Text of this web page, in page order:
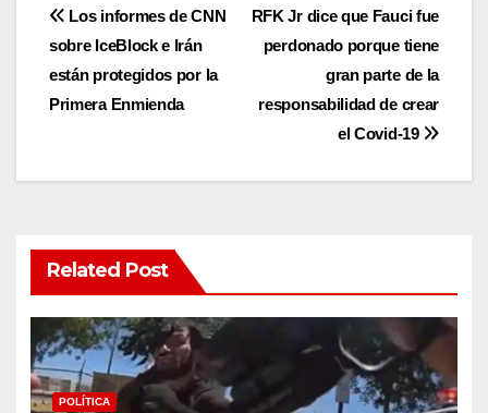
Post
navigation
RFK Jr dice que Fauci fue
perdonado porque tiene
gran parte de la
responsabilidad de crear
el Covid-19
Los informes de CNN
sobre IceBlock e Irán
están protegidos por la
Primera Enmienda
Related Post
POLÍTICA